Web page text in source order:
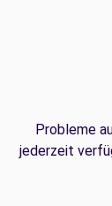
Probleme
jederzeit